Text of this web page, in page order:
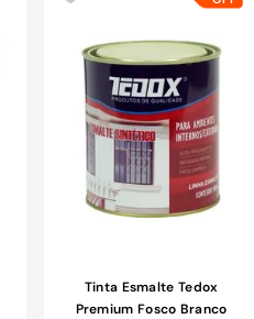
Tinta Esmalte Tedox
Premium Fosco Branco